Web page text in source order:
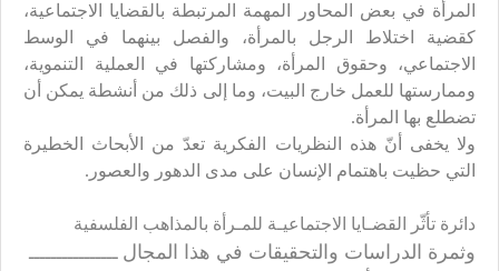
المرأة في بعض المحاور المهمة المرتبطة بالقضايا الاجتماعية،
كقضية اختلاط الرجل بالمرأة، والفصل بينهما في الوسط
الاجتماعي، وحقوق المرأة، ومشاركتها في العملية التنموية،
وممارستها للعمل خارج البيت، وما إلى ذلك من أنشطة يمكن أن
تضطلع بها المرأة.
ولا يخفى أنّ هذه النظريات الفكرية تعدّ من الأبحاث الخطيرة
التي حظيت باهتمام الإنسان على مدى الدهور والعصور.
دائرة تأثّر القضـايا الاجتماعيـة للمـرأة بالمذاهب الفلسفية
وثمرة الدراسات والتحقيقات في هذا المجال ــــــــــــــــ